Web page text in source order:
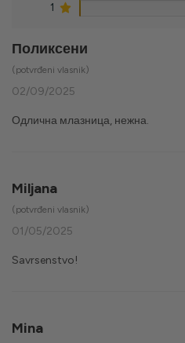
1
Поликсени
(potvrđeni vlasnik)
02/09/2025
Одлична млазница, нежна.
Miljana
(potvrđeni vlasnik)
01/05/2025
Savrsenstvo!
Mina